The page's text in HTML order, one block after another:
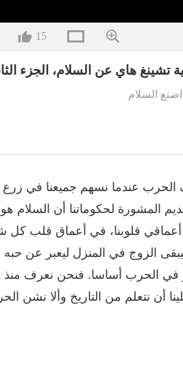
15
تشينغ هاي عن السلام، الجزء
اصنع السلام
عندما نسهم جميعنا في زرع
المشورة لحكوماتنا أن السلام هو
قلوبنا، في أعماق قلب
الزوج في المنزل ليعبر عن حبه
في الحرب أساسا. فنحن نعرف
أن نتعلم من التاريخ وألا نشن